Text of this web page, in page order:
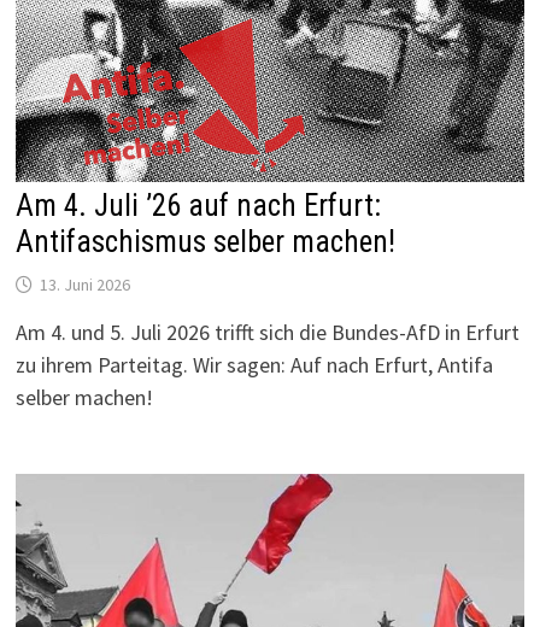
Am 4. Juli ’26 auf nach Erfurt:
Antifaschismus selber machen!
13. Juni 2026
Am 4. und 5. Juli 2026 trifft sich die Bundes-AfD in Erfurt
zu ihrem Parteitag. Wir sagen: Auf nach Erfurt, Antifa
selber machen!